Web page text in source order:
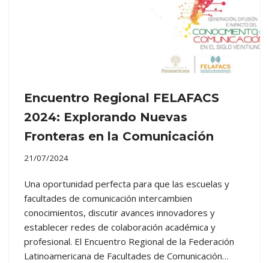
Encuentro Regional FELAFACS
2024: Explorando Nuevas
Fronteras en la Comunicación
21/07/2024
Una oportunidad perfecta para que las escuelas y
facultades de comunicación intercambien
conocimientos, discutir avances innovadores y
establecer redes de colaboración académica y
profesional. El Encuentro Regional de la Federación
Latinoamericana de Facultades de Comunicación…